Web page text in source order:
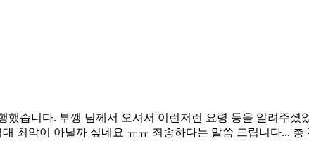
습니다. 부깽 님께서 오셔서 이런저런 요령 등을 알려주
최악이 아닐까 싶네요 ㅠㅠ 죄송하다는 말씀 드립니다...